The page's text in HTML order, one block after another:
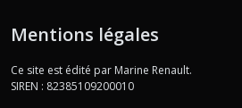
Mentions légales
Ce site est édité par Marine Renault.
SIREN : 82385109200010